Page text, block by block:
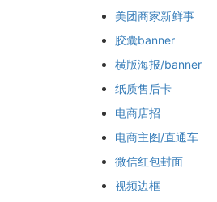
美团商家新鲜事
胶囊banner
横版海报/banner
纸质售后卡
电商店招
电商主图/直通车
微信红包封面
视频边框